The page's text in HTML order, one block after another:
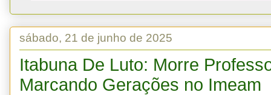
sábado, 21 de junho de 2025
Itabuna De Luto: Morre
Marcando Gerações no Imeam